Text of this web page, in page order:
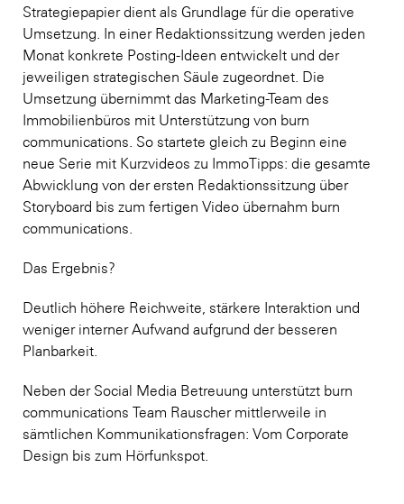
Strategiepapier dient als Grundlage für die operative
Umsetzung. In einer Redaktionssitzung werden jeden
Monat konkrete Posting-Ideen entwickelt und der
jeweiligen strategischen Säule zugeordnet. Die
Umsetzung übernimmt das Marketing-Team des
Immobilienbüros mit Unterstützung von burn
communications. So startete gleich zu Beginn eine
neue Serie mit Kurzvideos zu ImmoTipps: die gesamte
Abwicklung von der ersten Redaktionssitzung über
Storyboard bis zum fertigen Video übernahm burn
communications.
Das Ergebnis?
Deutlich höhere Reichweite, stärkere Interaktion und
weniger interner Aufwand aufgrund der besseren
Planbarkeit.
Neben der Social Media Betreuung unterstützt burn
communications Team Rauscher mittlerweile in
sämtlichen Kommunikationsfragen: Vom Corporate
Design bis zum Hörfunkspot.